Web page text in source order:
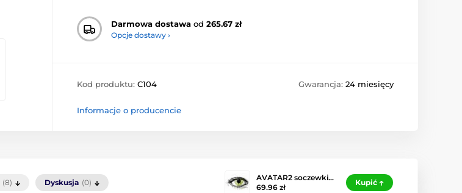
Darmowa dostawa od 265.67 zł
Opcje dostawy ›
Kod produktu: C104 Gwarancja: 24 miesięcy
Informacje o producencie
(8) Dyskusja (0)
AVATAR2 soczewki…
69.96 zł
Kupić